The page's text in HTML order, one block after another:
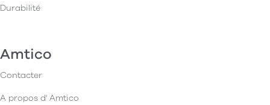
Durabilité
Amtico
Contacter
A propos d' Amtico